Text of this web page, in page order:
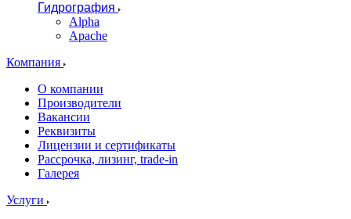
Гидрография
Alpha
Apache
Компания
О компании
Производители
Вакансии
Реквизиты
Лицензии и сертификаты
Рассрочка, лизинг, trade-in
Галерея
Услуги